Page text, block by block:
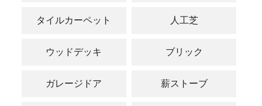
タイルカーペット 人工芝
ウッドデッキ ブリック
ガレージドア 薪ストーブ